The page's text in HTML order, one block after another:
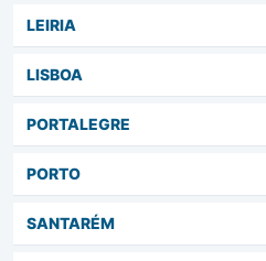
LEIRIA
LISBOA
PORTALEGRE
PORTO
SANTARÉM